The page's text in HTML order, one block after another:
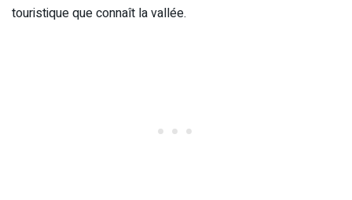
touristique que connaît la vallée.